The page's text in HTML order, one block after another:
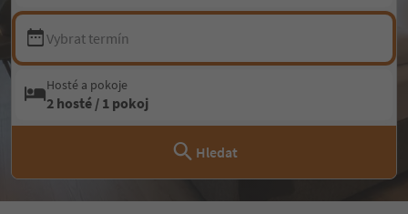
Vybrat termín
Hosté a pokoje
2 hosté / 1 pokoj
Hledat